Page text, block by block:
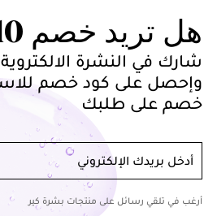
هل تريد خصم 10٪ ؟
شارك في النشرة الالكتروية
خصم على طلبك
أدخل بريدك الإلكتروني
أرغب في تلقي رسائل على منتجات بشرة كير